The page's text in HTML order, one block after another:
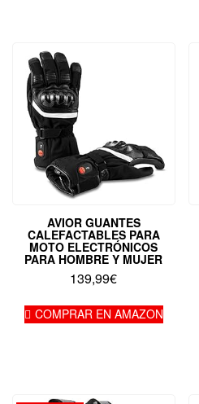
AVIOR GUANTES
CALEFACTABLES PARA
MOTO ELECTRÓNICOS
PARA HOMBRE Y MUJER
139,99€
COMPRAR EN AMAZON